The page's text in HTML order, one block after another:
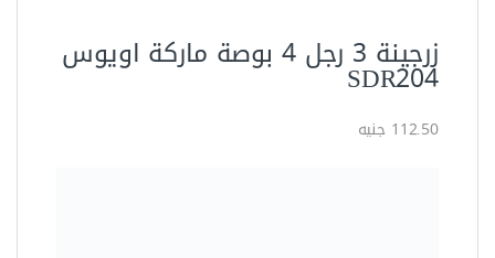
زرجينة 3 رجل 4 بوصة ماركة اويوس
SDR204
112.50 جنيه